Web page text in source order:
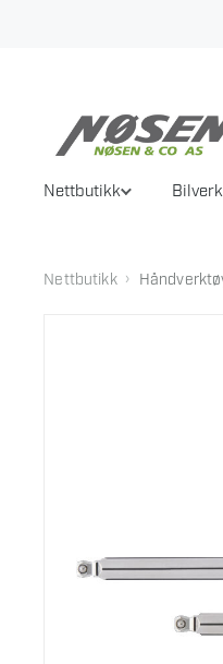
Nettbutikk
Nettbutikk ›